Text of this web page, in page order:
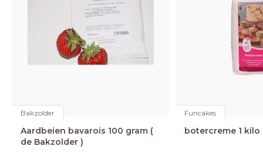
Bakzolder
Aardbeien bavarois 100 gram (
de Bakzolder )
Funcakes
botercreme 1